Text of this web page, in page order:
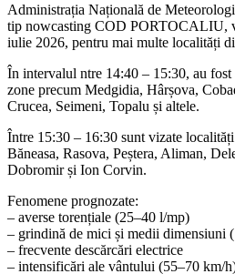
Administrația Națională de
tip nowcasting COD PORTOCALIU,
iulie 2026, pentru mai multe localități
În intervalul ntre 14:40 – 15:30, au
zone precum Medgidia, Hârșova,
Crucea, Seimeni, Topalu și altele.
Între 15:30 – 16:30 sunt vizate
Băneasa, Rasova, Peștera, Aliman,
Dobromir și Ion Corvin.
Fenomene prognozate:
– averse torențiale (25–40 l/mp)
– grindină de mici și medii dimensiuni
– frecvente descărcări electrice
– intensificări ale vântului (55–70 km/